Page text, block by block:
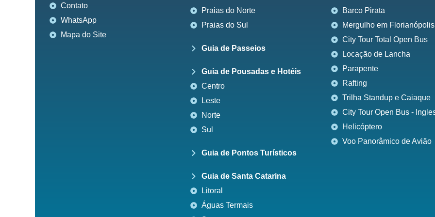
Contato
WhatsApp
Mapa do Site
Praias do Norte
Praias do Sul
Guia de Passeios
Guia de Pousadas e Hotéis
Centro
Leste
Norte
Sul
Guia de Pontos Turísticos
Guia de Santa Catarina
Litoral
Águas Termais
Barco Pirata
Mergulho em Florianópolis
City Tour Total Open Bus
Locação de Lancha
Parapente
Rafting
Trilha Standup e Caiaque
City Tour Open Bus -
Helicóptero
Voo Panorâmico de Avião